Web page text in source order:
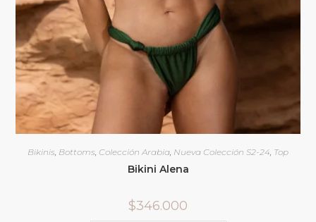
Bikinis, Bottoms, Colección Arabia, Nueva Colección S2-24, Top
Bikini Alena
$346.000